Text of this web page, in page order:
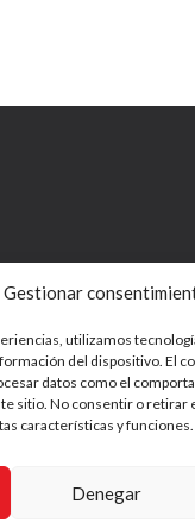
Gestionar
utilizamos
del dispositivo. El
datos como el
sitio. No consentir o retirar
características y funciones.
Denegar
y Tratamiento de Datos